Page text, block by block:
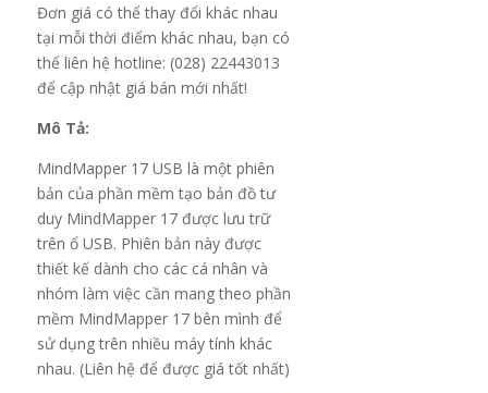
Đơn giá có thể thay đổi khác nhau
tại mỗi thời điểm khác nhau, bạn có
thể liên hệ hotline: (028) 22443013
để cập nhật giá bán mới nhất!
Mô Tả:
MindMapper 17 USB là một phiên
bản của phần mềm tạo bản đồ tư
duy MindMapper 17 được lưu trữ
trên ổ USB. Phiên bản này được
thiết kế dành cho các cá nhân và
nhóm làm việc cần mang theo phần
mềm MindMapper 17 bên mình để
sử dụng trên nhiều máy tính khác
nhau. (Liên hệ để được giá tốt nhất)